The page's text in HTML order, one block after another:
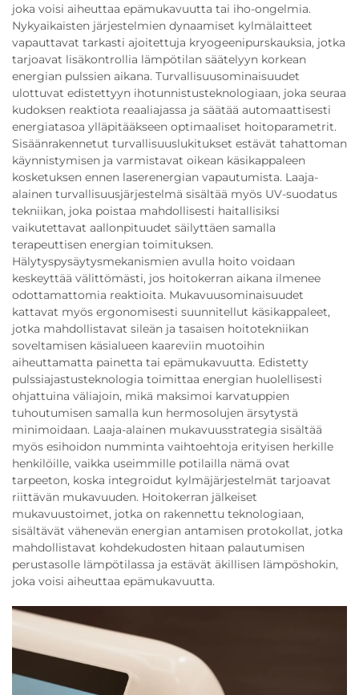
joka voisi aiheuttaa epämukavuutta tai iho-ongelmia.
Nykyaikaisten järjestelmien dynaamiset kylmälaitteet
vapauttavat tarkasti ajoitettuja kryogeenipurskauksia, jotka
tarjoavat lisäkontrollia lämpötilan säätelyyn korkean
energian pulssien aikana. Turvallisuusominaisuudet
ulottuvat edistettyyn ihotunnistusteknologiaan, joka seuraa
kudoksen reaktiota reaaliajassa ja säätää automaattisesti
energiatasoa ylläpitääkseen optimaaliset hoitoparametrit.
Sisäänrakennetut turvallisuuslukitukset estävät tahattoman
käynnistymisen ja varmistavat oikean käsikappaleen
kosketuksen ennen laserenergian vapautumista. Laaja-
alainen turvallisuusjärjestelmä sisältää myös UV-suodatus
tekniikan, joka poistaa mahdollisesti haitallisiksi
vaikutettavat aallonpituudet säilyttäen samalla
terapeuttisen energian toimituksen.
Hälytyspysäytysmekanismien avulla hoito voidaan
keskeyttää välittömästi, jos hoitokerran aikana ilmenee
odottamattomia reaktioita. Mukavuusominaisuudet
kattavat myös ergonomisesti suunnitellut käsikappaleet,
jotka mahdollistavat sileän ja tasaisen hoitotekniikan
soveltamisen käsialueen kaareviin muotoihin
aiheuttamatta painetta tai epämukavuutta. Edistetty
pulssiajastusteknologia toimittaa energian huolellisesti
ohjattuina väliajoin, mikä maksimoi karvatuppien
tuhoutumisen samalla kun hermosolujen ärsytystä
minimoidaan. Laaja-alainen mukavuusstrategia sisältää
myös esihoidon numminta vaihtoehtoja erityisen herkille
henkilöille, vaikka useimmille potilailla nämä ovat
tarpeeton, koska integroidut kylmäjärjestelmät tarjoavat
riittävän mukavuuden. Hoitokerran jälkeiset
mukavuustoimet, jotka on rakennettu teknologiaan,
sisältävät vähenevän energian antamisen protokollat, jotka
mahdollistavat kohdekudosten hitaan palautumisen
perustasolle lämpötilassa ja estävät äkillisen lämpöshokin,
joka voisi aiheuttaa epämukavuutta.